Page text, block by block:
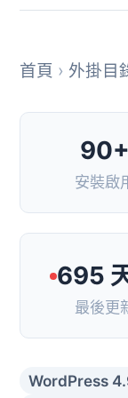
首頁 › 外掛目
90+
安裝啟
695
最後更
WordPress